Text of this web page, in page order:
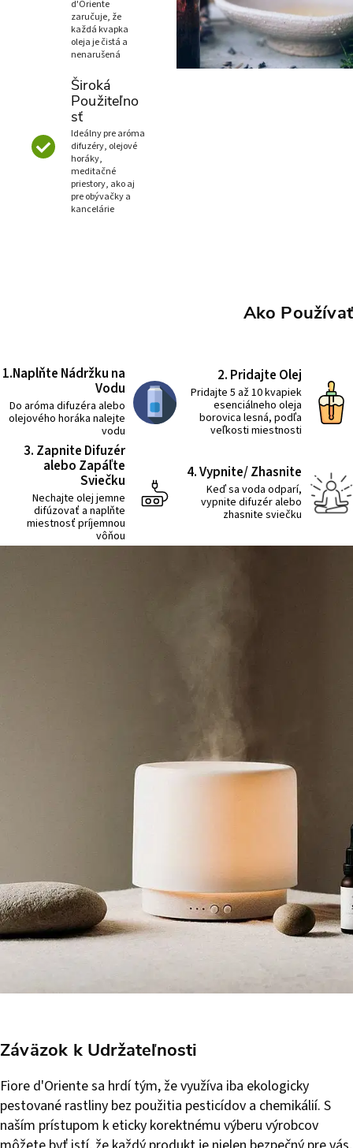
d'Oriente
zaručuje, že
každá kvapka
oleja je čistá a
nenarušená
Široká
Použiteľno
sť
Ideálny pre aróma
difuzéry, olejové
horáky,
meditačné
priestory, ako aj
pre obývačky a
kancelárie
Ako Používať
1.Naplňte Nádržku na
Vodu
Do aróma difuzéra alebo
olejového horáka nalejte
vodu
2. Pridajte Olej
Pridajte 5 až 10 kvapiek
esenciálneho oleja
borovica lesná, podľa
veľkosti miestnosti
3. Zapnite Difuzér
alebo Zapáľte
Sviečku
Nechajte olej jemne
difúzovať a naplňte
miestnosť príjemnou
vôňou
4. Vypnite/ Zhasnite
Keď sa voda odparí,
vypnite difuzér alebo
zhasnite sviečku
Záväzok k Udržateľnosti
Fiore d'Oriente sa hrdí tým, že využíva iba ekologicky
pestované rastliny bez použitia pesticídov a chemikálií. S
naším prístupom k eticky korektnému výberu výrobcov